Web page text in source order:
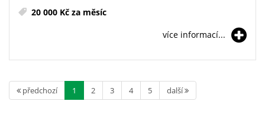
20 000 Kč za měsíc
více informací...
předchozí 1 2 3 4 5 další